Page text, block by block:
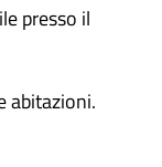
presso il
abitazioni.